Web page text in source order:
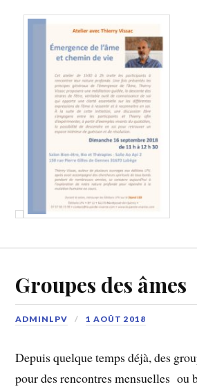
Groupes des âmes
ADMINLPV 1 AOÛT 2018
Depuis quelque temps déjà, des
pour des rencontres mensuelles ou